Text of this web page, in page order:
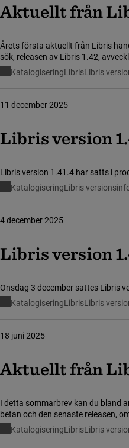
Aktuellt från
Årets första aktuellt från Libris
sök, releasen av Libris 1.42,
och förändringar i arbetet med
KatalogiseringLibrisLibris
Libris version
11 december 2025
Libris version 1.41.4 har satts i
KatalogiseringLibris
Libris version
4 december 2025
Onsdag 3 december sattes Libris
KatalogiseringLibrisLibris
Aktu­ellt från
18 juni 2025
I detta sommarbrev kan du bland
betan och den senaste releasen,
kommande utbildningar. Alla vi
på att önska er en riktigt fin
KatalogiseringLibrisLibris